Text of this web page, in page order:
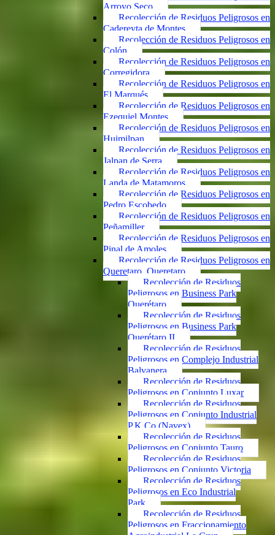
Arroyo Seco
Recolección de Residuos Peligrosos en
Cadereyta de Montes
Recolección de Residuos Peligrosos en
Colón
Recolección de Residuos Peligrosos en
Corregidora
Recolección de Residuos Peligrosos en
El Marqués
Recolección de Residuos Peligrosos en
Ezequiel Montes
Recolección de Residuos Peligrosos en
Huimilpan
Recolección de Residuos Peligrosos en
Jalpan de Serra
Recolección de Residuos Peligrosos en
Landa de Matamoros
Recolección de Residuos Peligrosos en
Pedro Escobedo
Recolección de Residuos Peligrosos en
Peñamiller
Recolección de Residuos Peligrosos en
Pinal de Amoles
Recolección de Residuos Peligrosos en
Queretaro, Queretaro
Recolección de Residuos
Peligrosos en Business Park
Querétaro
Recolección de Residuos
Peligrosos en Business Park
Querétaro II
Recolección de Residuos
Peligrosos en Complejo Industrial
Balvanera
Recolección de Residuos
Peligrosos en Conjunto Luxar
Recolección de Residuos
Peligrosos en Conjunto Industrial
P.K.Co (Navex)
Recolección de Residuos
Peligrosos en Conjunto Tauro
Recolección de Residuos
Peligrosos en Conjunto Victoria
Recolección de Residuos
Peligrosos en Eco Industrial
Park
Recolección de Residuos
Peligrosos en Fraccionamiento